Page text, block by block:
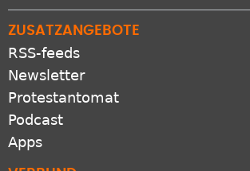
RSS-feeds
Newsletter
Protestantomat
Podcast
Apps